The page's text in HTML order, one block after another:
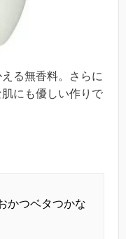
る無香料。さらに
にも優しい作りで
かつベタつかな